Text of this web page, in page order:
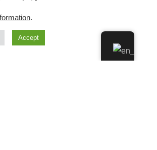
.
Accept